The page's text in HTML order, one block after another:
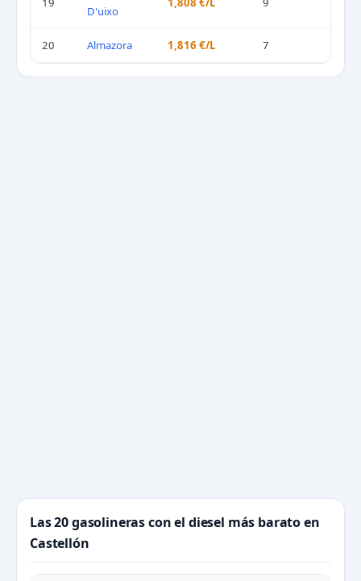
D'uixo
20 Almazora 1,816 €/L 7
Las 20 gasolineras con el diesel más barato en
Castellón